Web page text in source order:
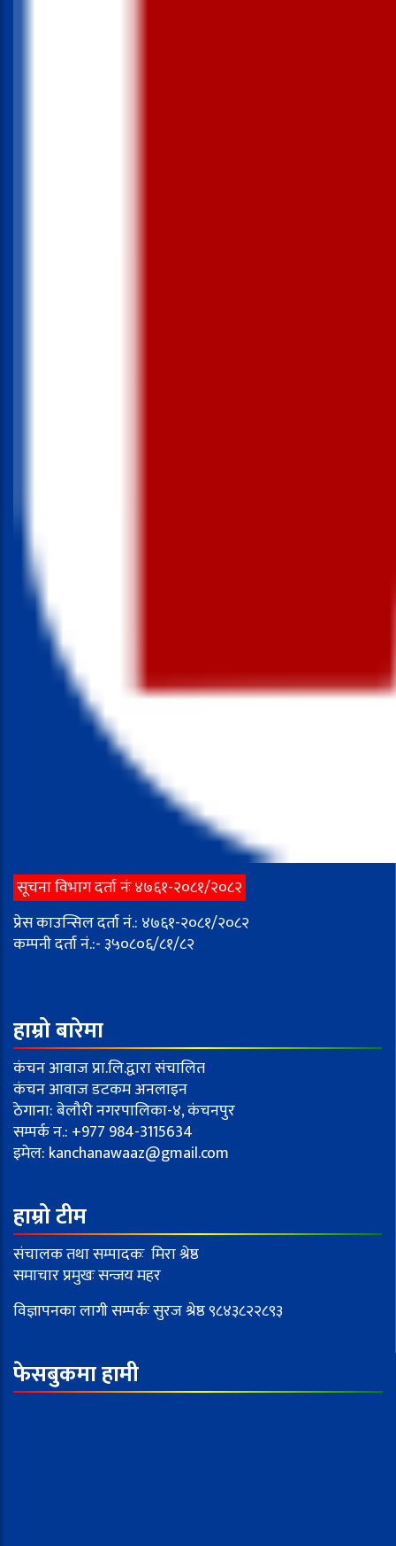
सूचना विभाग दर्ता नंः ४७६१-२०८१/२०८२
प्रेस काउन्सिल दर्ता नं.: ४७६१-२०८१/२०८२
कम्पनी दर्ता नं.:- ३५०८०६/८१/८२
हाम्रो बारेमा
कंचन आवाज प्रा.लि.द्वारा संचालित
कंचन आवाज डटकम अनलाइन
ठेगाना: बेलौरी नगरपालिका-४, कंचनपुर
सम्पर्क न.: +977 984-3115634
इमेल: kanchanawaaz@gmail.com
हाम्रो टीम
संचालक तथा सम्पादकः मिरा श्रेष्ठ
समाचार प्रमुखः सन्जय महर
विज्ञापनका लागी सम्पर्कः सुरज श्रेष्ठ ९८४३८२२८९३
फेसबुकमा हामी